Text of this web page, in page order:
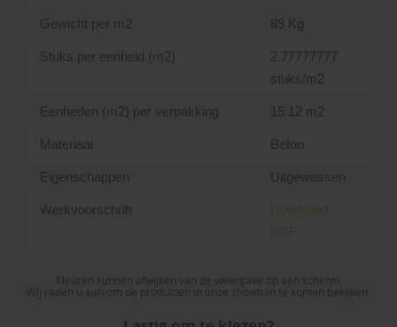
Gewicht per m2 89 Kg
Stuks per eenheid (m2)
2.77777777
stuks/m2
Eenheden (m2) per verpakking 15.12 m2
Materiaal Beton
Eigenschappen Uitgewassen
Werkvoorschrift
Download
PDF
Kleuren kunnen afwijken van de weergave op een scherm.
Wij raden u aan om de producten in onze showtuin te komen bekijken.